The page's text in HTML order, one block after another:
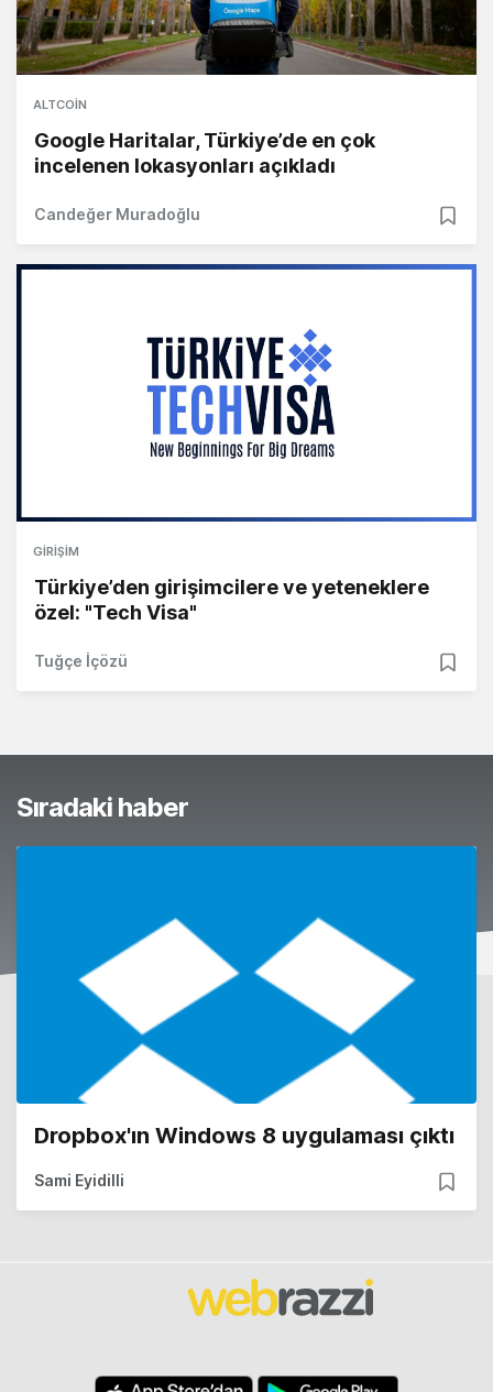
ALTCOIN
Google Haritalar, Türkiye’de en çok
incelenen lokasyonları açıkladı
Candeğer Muradoğlu
GIRIŞIM
Türkiye’den girişimcilere ve yeteneklere
özel: "Tech Visa"
Tuğçe İçözü
Sıradaki haber
Dropbox'ın Windows 8 uygulaması çıktı
Sami Eyidilli